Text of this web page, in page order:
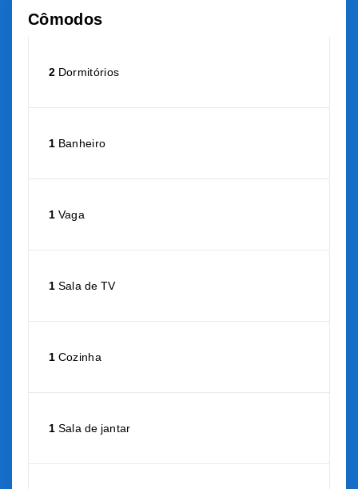
Cômodos
2 Dormitórios
1 Banheiro
1 Vaga
1 Sala de TV
1 Cozinha
1 Sala de jantar